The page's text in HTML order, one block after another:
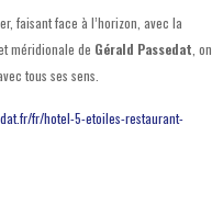
faisant face à l’horizon, avec la
méridionale de Gérald Passedat , on
tous ses sens.
fr/hotel-5-etoiles-restaurant-